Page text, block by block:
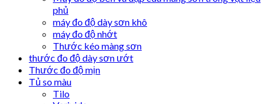
phủ
máy đo độ dày sơn khô
máy đo độ nhớt
Thước kéo màng sơn
thước đo độ dày sơn ướt
Thước đo độ mịn
Tủ so màu
Tilo